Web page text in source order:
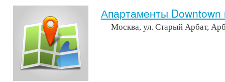
Апартаменты
Москва, ул. Старый Арбат,